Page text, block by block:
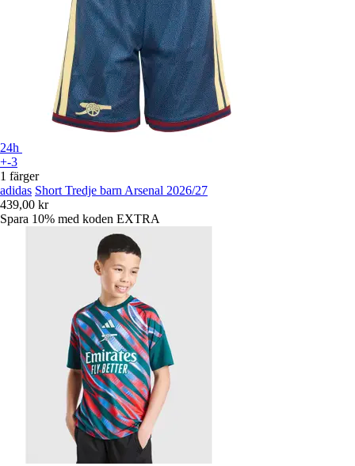
24h
+-3
1 färger
adidas Short Tredje barn Arsenal 2026/27
439,00 kr
Spara 10% med koden EXTRA